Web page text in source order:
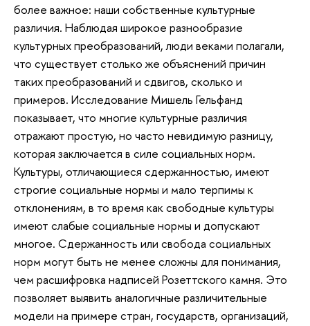
более важное: наши собственные культурные
различия. Наблюдая широкое разнообразие
культурных преобразований, люди веками полагали,
что существует столько же объяснений причин
таких преобразований и сдвигов, сколько и
примеров. Исследование Мишель Гельфанд
показывает, что многие культурные различия
отражают простую, но часто невидимую разницу,
которая заключается в силе социальных норм.
Культуры, отличающиеся сдержанностью, имеют
строгие социальные нормы и мало терпимы к
отклонениям, в то время как свободные культуры
имеют слабые социальные нормы и допускают
многое. Сдержанность или свобода социальных
норм могут быть не менее сложны для понимания,
чем расшифровка надписей Розеттского камня. Это
позволяет выявить аналогичные различительные
модели на примере стран, государств, организаций,